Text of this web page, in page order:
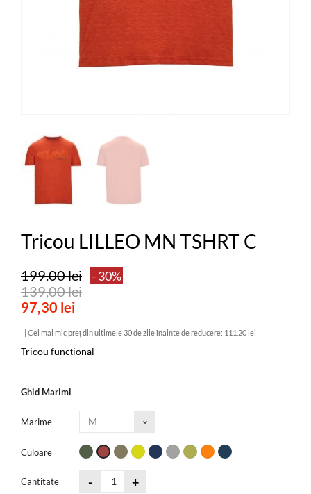
Tricou LILLEO MN TSHRT C
199.00 lei - 30%
139,00 lei
97,30 lei
| Cel mai mic preț din ultimele 30 de zile înainte de reducere: 111,20 lei
Tricou funcțional
Ghid Marimi
Marime
Culoare
dark
green​
rust​
light
olive​
spring
green​
blue​ grey​ kiwi​
inca
gold​
deep
Cantitate - +